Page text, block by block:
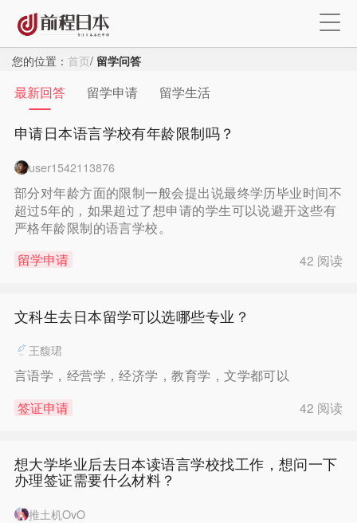
您的位置： 首页/ 留学问答
最新回答 留学申请 留学生活
申请日本语言学校有年龄限制吗？
user1542113876
部分对年龄方面的限制一般会提出说最终学历毕业时间不
超过5年的，如果超过了想申请的学生可以说避开这些有
严格年龄限制的语言学校。
留学申请
42 阅读
文科生去日本留学可以选哪些专业？
王馥珺
言语学，经营学，经济学，教育学，文学都可以
签证申请
42 阅读
想大学毕业后去日本读语言学校找工作，想问一下
办理签证需要什么材料？
推土机OvO
×